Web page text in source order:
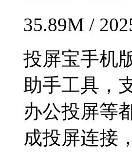
35.89M /
投屏宝手机
助手工具，
办公投屏等
成投屏连接